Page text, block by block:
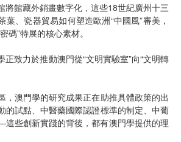
將館藏外銷畫數字化，這些18世紀廣州十三
葉、瓷器貿易如何塑造歐洲“中國風”審美，
碼”特展的核心素材。
正致力於推動澳門從“文明實驗室”向“文明轉
，澳門學的研究成果正在助推具體政策的出
的試點、中醫藥國際認證標準的制定、中葡
些創新實踐的背後，都有澳門學提供的理